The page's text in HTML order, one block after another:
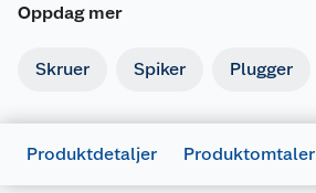
Oppdag mer
Skruer Spiker Plugger
Produktdetaljer Produktomtaler